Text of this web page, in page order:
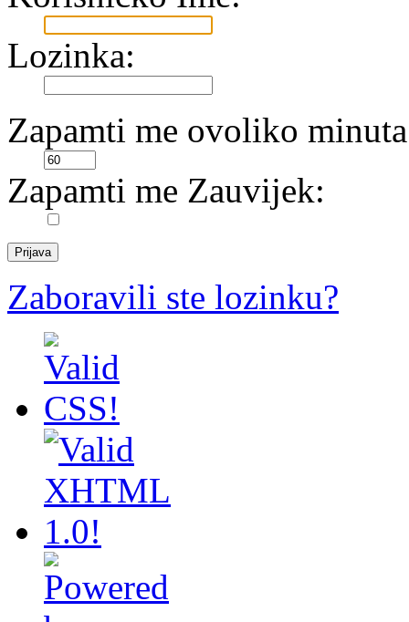
Lozinka:
Zapamti me ovoliko
Zapamti me Zauvijek:
Zaboravili ste lozinku?